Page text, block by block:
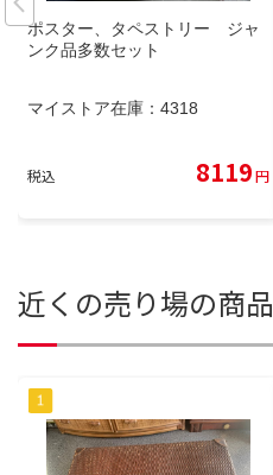
ポスター、タペストリー ジャ
ンク品多数セット
マイストア在庫： 4318
税込 8119円
近くの売り場の商品